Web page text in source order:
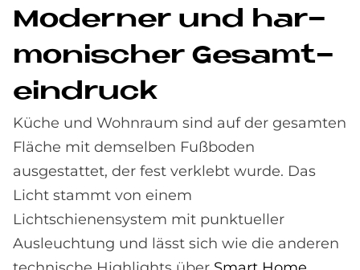
Mo­der­ner und har­
mo­ni­scher Ge­samt­
ein­druck
Küche und Wohnraum sind auf der gesamten
Fläche mit demselben Fußboden
ausgestattet, der fest verklebt wurde. Das
Licht stammt von einem
Lichtschienensystem mit punktueller
Ausleuchtung und lässt sich wie die anderen